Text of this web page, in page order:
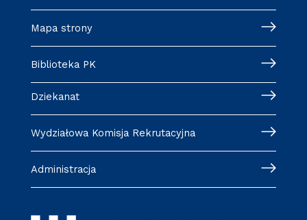
Mapa strony
Biblioteka PK
Dziekanat
Wydziałowa Komisja Rekrutacyjna
Administracja